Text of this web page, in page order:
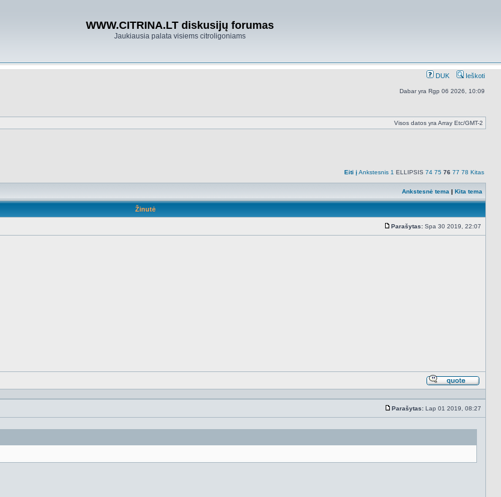
WWW.CITRINA.LT diskusijų forumas
Jaukiausia palata visiems citroligoniams
DUK Ieškoti
Dabar yra Rgp 06 2026, 10:09
Visos datos yra Array Etc/GMT-2
Eiti į Ankstesnis 1 ELLIPSIS 74 75 76 77 78 Kitas
Ankstesnė tema | Kita tema
Žinutė
Standartinė
Parašytas: Spa 30 2019, 22:07
Atsakyti
Standartinė
Parašytas: Lap 01 2019, 08:27